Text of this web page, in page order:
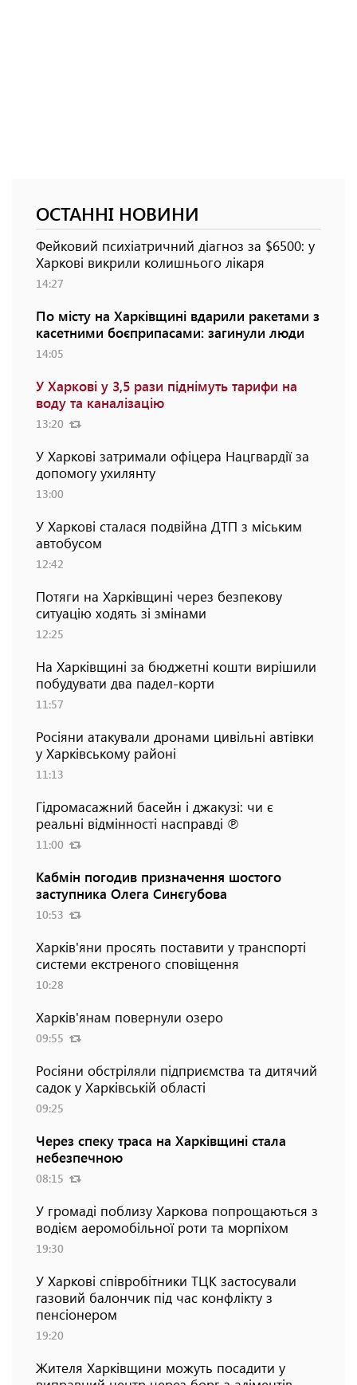
ОСТАННІ НОВИНИ
Фейковий психіатричний діагноз за $6500: у
Харкові викрили колишнього лікаря
14:27
По місту на Харківщині вдарили ракетами з
касетними боєприпасами: загинули люди
14:05
У Харкові у 3,5 рази піднімуть тарифи на
воду та каналізацію
13:20
У Харкові затримали офіцера Нацгвардії за
допомогу ухилянту
13:00
У Харкові сталася подвійна ДТП з міським
автобусом
12:42
Потяги на Харківщині через безпекову
ситуацію ходять зі змінами
12:25
На Харківщині за бюджетні кошти вирішили
побудувати два падел-корти
11:57
Росіяни атакували дронами цивільні автівки
у Харківському районі
11:13
Гідромасажний басейн і джакузі: чи є
реальні відмінності насправді ℗
11:00
Кабмін погодив призначення шостого
заступника Олега Синєгубова
10:53
Харків'яни просять поставити у транспорті
системи екстреного сповіщення
10:28
Харків'янам повернули озеро
09:55
Росіяни обстріляли підприємства та дитячий
садок у Харківській області
09:25
Через спеку траса на Харківщині стала
небезпечною
08:15
У громаді поблизу Харкова попрощаються з
водієм аеромобільної роти та морпіхом
19:30
У Харкові співробітники ТЦК застосували
газовий балончик під час конфлікту з
пенсіонером
19:20
Жителя Харківщини можуть посадити у